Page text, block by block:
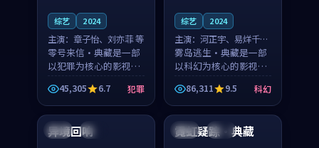
综艺 2024
主演： 章子怡、刘亦菲 等
零号来信·典藏是一部
以犯罪为核心的影视作
品，围绕危机、反转与
人物成长展开，整体节
奏紧凑，值得推荐观
看。
45,305 6.7 犯罪
综艺 2024
主演： 河正宇、易烊千玺
等
雾岛逃生·典藏是一部
以科幻为核心的影视作
品，围绕危机、反转与
人物成长展开，整体节
奏紧凑，值得推荐观
看。
86,311 9.5 科幻
韩国 热播
异境回响 中国 独播
霓虹疑踪·典藏